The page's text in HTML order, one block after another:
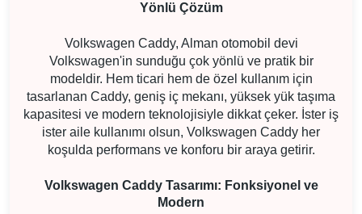
Yönlü Çözüm
Volkswagen Caddy, Alman otomobil devi
Volkswagen'in sunduğu çok yönlü ve pratik bir
modeldir. Hem ticari hem de özel kullanım için
tasarlanan Caddy, geniş iç mekanı, yüksek yük taşıma
kapasitesi ve modern teknolojisiyle dikkat çeker. İster iş
ister aile kullanımı olsun, Volkswagen Caddy her
koşulda performans ve konforu bir araya getirir.
Volkswagen Caddy Tasarımı: Fonksiyonel ve
Modern